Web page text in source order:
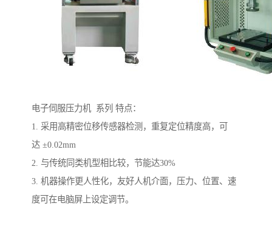
电子伺服压力机 系列 特点：
1. 采用高精密位移传感器检测，重复定位精度高，可
达 ±0.02mm
2. 与传统同类机型相比较，节能达30%
3. 机器操作更人性化，友好人机介面，压力、位置、速
度可在电脑屏上设定调节。